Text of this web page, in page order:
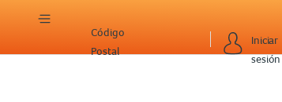
Iniciar
sesión
Código
Postal